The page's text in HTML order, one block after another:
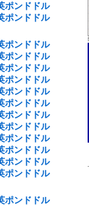
ポンドドル
ポンドドル
ポンドドル
ポンドドル
ポンドドル
ポンドドル
ポンドドル
ポンドドル
ポンドドル
ポンドドル
ポンドドル
ポンドドル
ポンドドル
ポンドドル
ポンドドル